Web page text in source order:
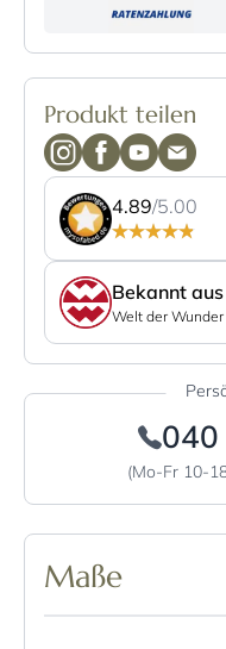
Produkt teilen
4.89/5.00
Bekannt aus
Welt der Wunder
040
(Mo-Fr 10-
Maße